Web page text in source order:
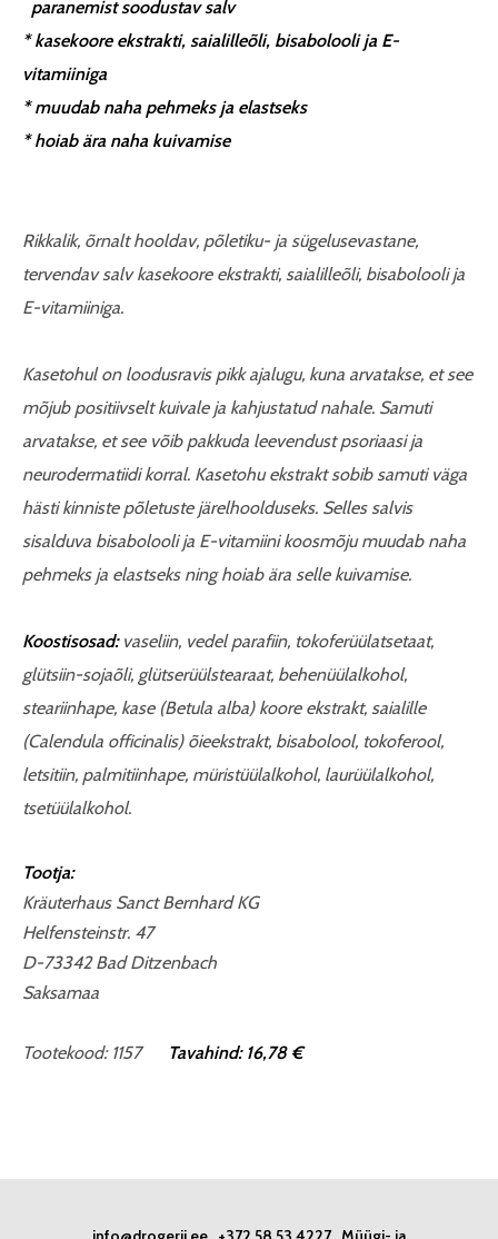
paranemist soodustav salv
* kasekoore ekstrakti, saialilleõli, bisabolooli ja E-
vitamiiniga
* muudab naha pehmeks ja elastseks
* hoiab ära naha kuivamise
Rikkalik, õrnalt hooldav, põletiku- ja sügelusevastane,
tervendav salv kasekoore ekstrakti, saialilleõli, bisabolooli ja
E-vitamiiniga.
Kasetohul on loodusravis pikk ajalugu, kuna arvatakse, et see
mõjub positiivselt kuivale ja kahjustatud nahale. Samuti
arvatakse, et see võib pakkuda leevendust psoriaasi ja
neurodermatiidi korral. Kasetohu ekstrakt sobib samuti väga
hästi kinniste põletuste järelhoolduseks. Selles salvis
sisalduva bisabolooli ja E-vitamiini koosmõju muudabnaha
pehmeks ja elastseks ning hoiab ära selle kuivamise.
Koostisosad: vaseliin, vedel parafiin, tokoferüülatsetaat,
glütsiin-sojaõli, glütserüülstearaat, behenüülalkohol,
steariinhape, kase (Betula alba) koore ekstrakt, saialille
(Calendula officinalis) õieekstrakt, bisabolool, tokoferool,
letsitiin, palmitiinhape, müristüülalkohol, laurüülalkohol,
tsetüülalkohol.
Tootja:
Kräuterhaus Sanct Bernhard KG
Helfensteinstr. 47
D-73342 Bad Ditzenbach
Saksamaa
Tootekood: 1157 Tavahind: 16,78 €